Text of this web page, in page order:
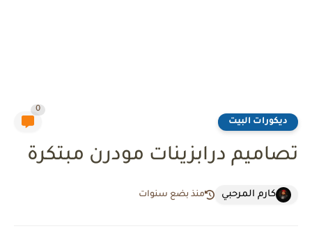
ديكورات البيت
0
تصاميم درابزينات مودرن مبتكرة
كارم المرحبي منذ بضع سنوات